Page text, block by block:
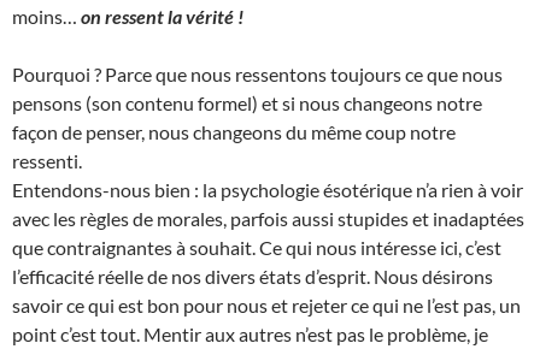
moins… on ressent la vérité !
Pourquoi ? Parce que nous ressentons toujours ce que nous
pensons (son contenu formel) et si nous changeons notre
façon de penser, nous changeons du même coup notre
ressenti.
Entendons-nous bien : la psychologie ésotérique n’a rien à voir
avec les règles de morales, parfois aussi stupides et inadaptées
que contraignantes à souhait. Ce qui nous intéresse ici, c’est
l’efficacité réelle de nos divers états d’esprit. Nous désirons
savoir ce qui est bon pour nous et rejeter ce qui ne l’est pas, un
point c’est tout. Mentir aux autres n’est pas le problème, je